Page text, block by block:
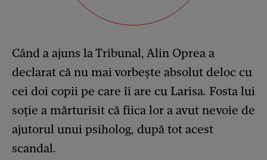
Când a ajuns la Tribunal, Alin Oprea a
declarat că nu mai vorbește absolut deloc cu
cei doi copii pe care îi are cu Larisa. Fosta lui
soție a mărturisit că fiica lor a avut nevoie de
ajutorul unui psiholog, după tot acest
scandal.